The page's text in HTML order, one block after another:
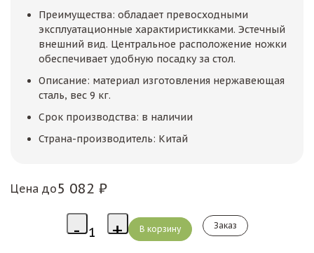
Преимущества: обладает превосходными
эксплуатационные характиристикками. Эстечный
внешний вид. Центральное расположение ножки
обеспечивает удобную посадку за стол.
Описание: материал изготовления нержавеющая
сталь, вес 9 кг.
Срок производства: в наличии
Страна-производитель: Китай
Цена до5 082 ₽
Заказ